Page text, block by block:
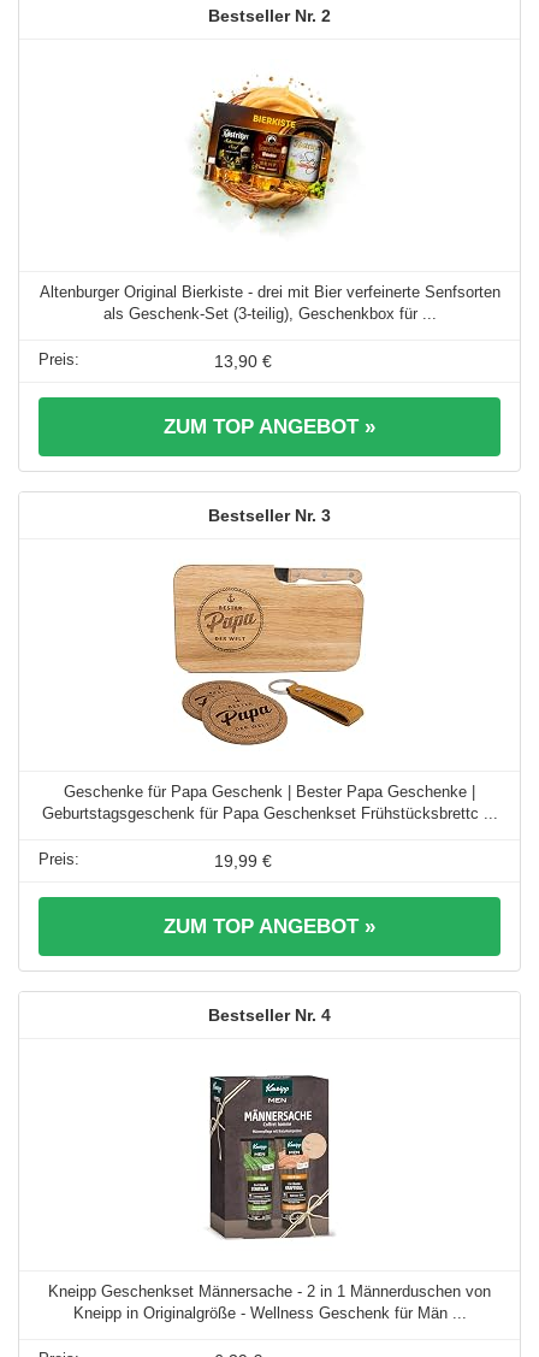
2
Altenburger Original Bierkiste - drei mit Bier verfeinerte Senfsorten
als Geschenk-Set (3-teilig), Geschenkbox für ...
13,90 €
ZUM TOP ANGEBOT »
3
Geschenke für Papa Geschenk | Bester Papa Geschenke |
Geburtstagsgeschenk für Papa Geschenkset Frühstücksbrettc ...
19,99 €
ZUM TOP ANGEBOT »
4
Kneipp Geschenkset Männersache - 2 in 1 Männerduschen von
Kneipp in Originalgröße - Wellness Geschenk für Män ...